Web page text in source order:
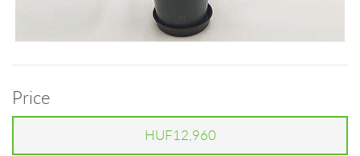
Price
HUF12,960